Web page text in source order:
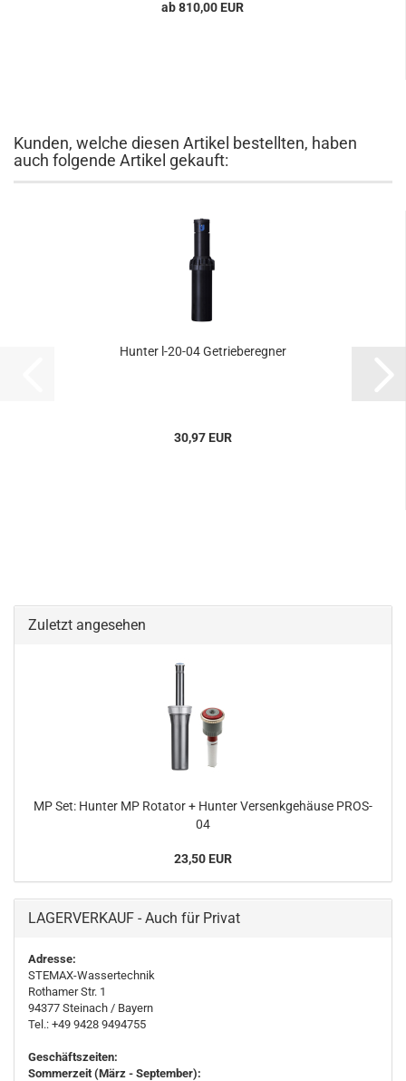
ab 810,00 EUR
Kunden, welche diesen Artikel bestellten, haben
auch folgende Artikel gekauft:
Hunter l-20-04 Getrieberegner
30,97 EUR
Zuletzt angesehen
MP Set: Hunter MP Rotator + Hunter Versenkgehäuse PROS-
04
23,50 EUR
LAGERVERKAUF - Auch für Privat
Adresse:
STEMAX-Wassertechnik
Rothamer Str. 1
94377 Steinach / Bayern
Tel.: +49 9428 9494755
Geschäftszeiten:
Sommerzeit (März - September):